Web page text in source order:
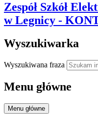
Zespół Szkół
w Legnicy -
Wyszukiwarka
Wyszukiwana fraza
Menu główne
Menu główne